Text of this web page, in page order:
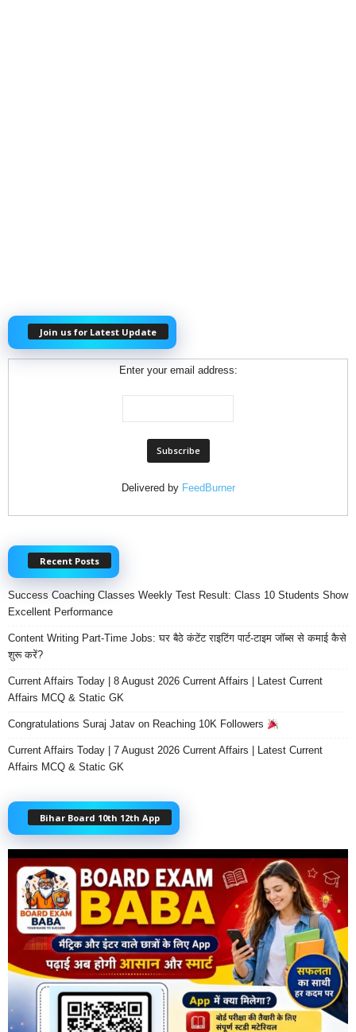
Join us for Latest Update
Enter your email address:
Delivered by FeedBurner
Recent Posts
Success Coaching Classes Weekly Test Result: Class 10 Students Show
Excellent Performance
Content Writing Part-Time Jobs: घर बैठे कंटेंट राइटिंग पार्ट-टाइम जॉब्स से कमाई कैसे
शुरू करें?
Current Affairs Today | 8 August 2026 Current Affairs | Latest Current
Affairs MCQ & Static GK
Congratulations Suraj Jatav on Reaching 10K Followers
Current Affairs Today | 7 August 2026 Current Affairs | Latest Current
Affairs MCQ & Static GK
Bihar Board 10th 12th App